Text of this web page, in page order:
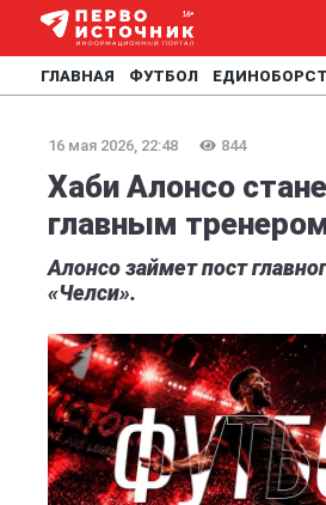
ГЛАВНАЯ ФУТБОЛ
16 мая 2026, 22:48 844
Хаби Алонсо
главным
Алонсо займет пост
«Челси».